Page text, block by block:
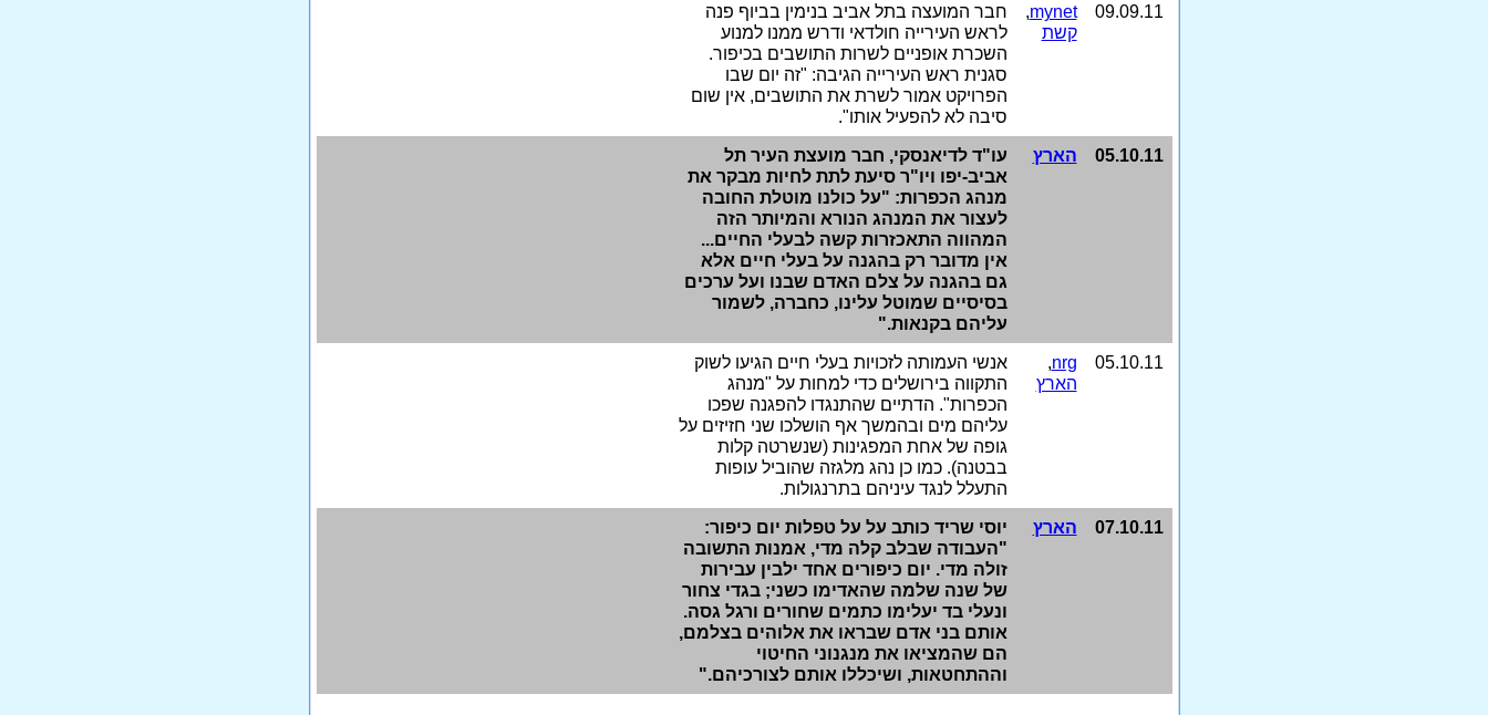
09.09.11
mynet
,
קשת
חבר המועצה בתל אביב בנימין בביוף פנה
לראש העירייה חולדאי ודרש ממנו למנוע
השכרת אופניים לשרות התושבים בכיפור.
סגנית ראש העירייה הגיבה: "זה יום שבו
הפרויקט אמור לשרת את התושבים, אין שום
סיבה לא להפעיל אותו".
05.10.11 הארץ
עו"ד לדיאנסקי, חבר מועצת העיר תל
אביב-יפו ויו"ר סיעת לתת לחיות מבקר את
מנהג הכפרות: "על כולנו מוטלת החובה
לעצור את המנהג הנורא והמיותר הזה
המהווה התאכזרות קשה לבעלי החיים...
אין מדובר רק בהגנה על בעלי חיים אלא
גם בהגנה על צלם האדם שבנו ועל ערכים
בסיסיים שמוטל עלינו, כחברה, לשמור
עליהם בקנאות."
05.10.11
nrg
,
הארץ
אנשי העמותה לזכויות בעלי חיים הגיעו לשוק
התקווה בירושלים כדי למחות על "מנהג
הכפרות". הדתיים שהתנגדו להפגנה שפכו
עליהם מים ובהמשך אף הושלכו שני חזיזים על
גופה של אחת המפגינות (שנשרטה קלות
בבטנה). כמו כן נהג מלגזה שהוביל עופות
התעלל לנגד עיניהם בתרנגולות.
07.10.11 הארץ
יוסי שריד כותב על על טפלות יום כיפור:
"העבודה שבלב קלה מדי, אמנות התשובה
זולה מדי. יום כיפורים אחד ילבין עבירות
של שנה שלמה שהאדימו כשני; בגדי צחור
ונעלי בד יעלימו כתמים שחורים ורגל גסה.
אותם בני אדם שבראו את אלוהים בצלמם,
הם שהמציאו את מנגנוני החיטוי
וההתחטאות, ושיכללו אותם לצורכיהם."